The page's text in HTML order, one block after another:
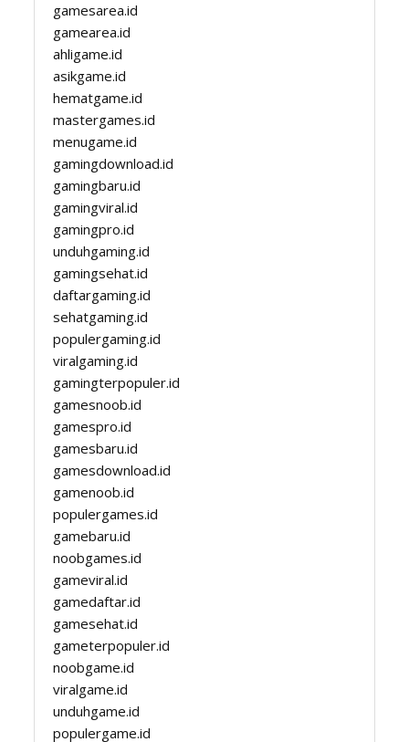
gamesarea.id
gamearea.id
ahligame.id
asikgame.id
hematgame.id
mastergames.id
menugame.id
gamingdownload.id
gamingbaru.id
gamingviral.id
gamingpro.id
unduhgaming.id
gamingsehat.id
daftargaming.id
sehatgaming.id
populergaming.id
viralgaming.id
gamingterpopuler.id
gamesnoob.id
gamespro.id
gamesbaru.id
gamesdownload.id
gamenoob.id
populergames.id
gamebaru.id
noobgames.id
gameviral.id
gamedaftar.id
gamesehat.id
gameterpopuler.id
noobgame.id
viralgame.id
unduhgame.id
populergame.id